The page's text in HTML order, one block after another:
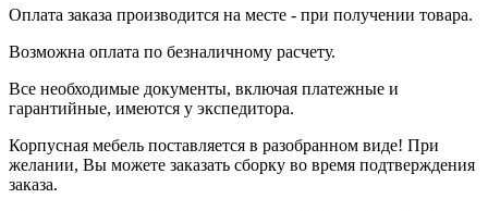
Оплата заказа производится на месте - при получении товара.
Возможна оплата по безналичному расчету.
Все необходимые документы, включая платежные и
гарантийные, имеются у экспедитора.
Корпусная мебель поставляется в разобранном виде! При
желании, Вы можете заказать сборку во время подтверждения
заказа.